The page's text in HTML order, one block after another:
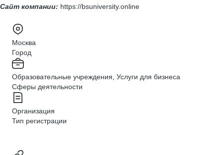
Сайт компании: https://bsuniversity.online
Москва
Город
Образовательные учреждения, Услуги для бизнеса
Сферы деятельности
Организация
Тип регистрации